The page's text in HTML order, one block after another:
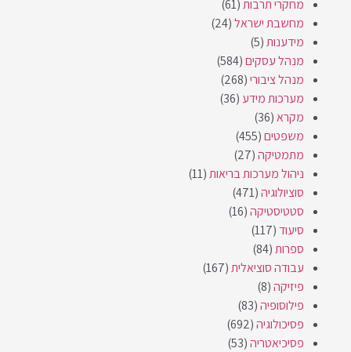
מחקרי תרבות(61)
מחשבת ישראל(24)
מידענות(5)
מנהל עסקים(584)
מנהל ציבורי(268)
מערכות מידע (36)
מקרא(36)
משפטים(455)
מתמטיקה(27)
ניהול מערכות בריאות(11)
סוציולוגיה(471)
סטטיסטיקה(16)
סיעוד(117)
ספרות(84)
עבודה סוציאלית(167)
פיזיקה(8)
פילוסופיה(83)
פסיכולוגיה(692)
פסיכיאטריה(53)